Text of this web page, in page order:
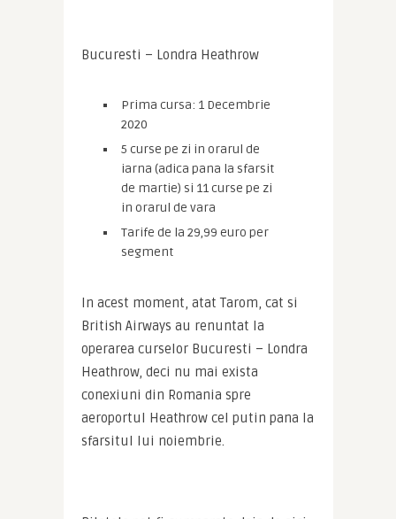
Bucuresti – Londra Heathrow
Prima cursa: 1 Decembrie
2020
5 curse pe zi in orarul de
iarna (adica pana la sfarsit
de martie) si 11 curse pe zi
in orarul de vara
Tarife de la 29,99 euro per
segment
In acest moment, atat Tarom, cat si
British Airways au renuntat la
operarea curselor Bucuresti – Londra
Heathrow, deci nu mai exista
conexiuni din Romania spre
aeroportul Heathrow cel putin pana la
sfarsitul lui noiembrie.